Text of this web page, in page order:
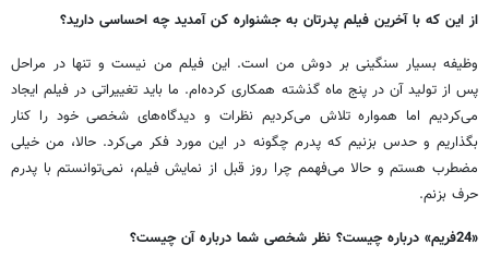
از این که با آخرین فیلم پدرتان به جشنواره کن آمدید چه احساسی دارید؟
وظیفه بسیار سنگینی بر دوش من است. این فیلم من نیست و تنها در مراحل
پس از تولید آن در پنج ماه گذشته همکاری کرده‌ام. ما باید تغییراتی در فیلم ایجاد
می‌کردیم اما همواره تلاش می‌کردیم نظرات و دیدگاه‌های شخصی خود را کنار
بگذاریم و حدس بزنیم که پدرم چگونه در این مورد فکر می‌کرد. حالا، من خیلی
مضطرب هستم و حالا می‌فهمم چرا روز قبل از نمایش فیلم، نمی‌توانستم با پدرم
حرف بزنم.
«24فریم» درباره چیست؟ نظر شخصی شما درباره آن چیست؟